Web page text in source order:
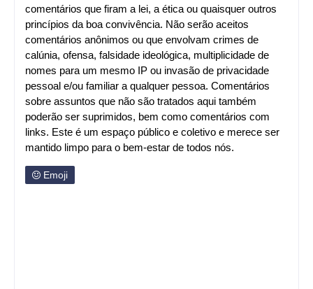
comentários que firam a lei, a ética ou quaisquer outros
princípios da boa convivência. Não serão aceitos
comentários anônimos ou que envolvam crimes de
calúnia, ofensa, falsidade ideológica, multiplicidade de
nomes para um mesmo IP ou invasão de privacidade
pessoal e/ou familiar a qualquer pessoa. Comentários
sobre assuntos que não são tratados aqui também
poderão ser suprimidos, bem como comentários com
links. Este é um espaço público e coletivo e merece ser
mantido limpo para o bem-estar de todos nós.
Emoji